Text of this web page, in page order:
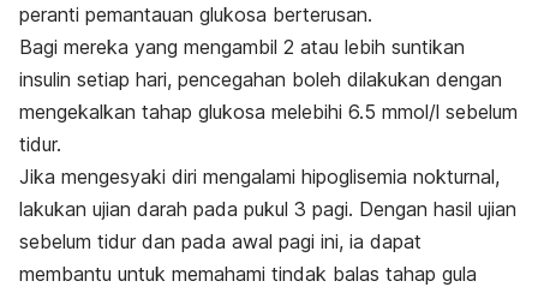
peranti pemantauan glukosa berterusan.
Bagi mereka yang mengambil 2 atau lebih suntikan
insulin setiap hari, pencegahan boleh dilakukan dengan
mengekalkan tahap glukosa melebihi 6.5 mmol/l sebelum
tidur.
Jika mengesyaki diri mengalami hipoglisemia nokturnal,
lakukan ujian darah pada pukul 3 pagi. Dengan hasil ujian
sebelum tidur dan pada awal pagi ini, ia dapat
membantu untuk memahami tindak balas tahap gula